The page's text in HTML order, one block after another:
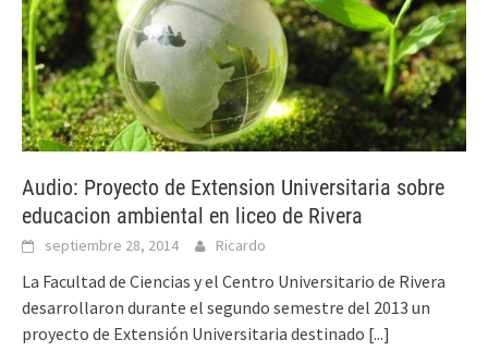
Audio: Proyecto de Extension Universitaria sobre
educacion ambiental en liceo de Rivera
septiembre 28, 2014 Ricardo
La Facultad de Ciencias y el Centro Universitario de Rivera
desarrollaron durante el segundo semestre del 2013 un
proyecto de Extensión Universitaria destinado [...]